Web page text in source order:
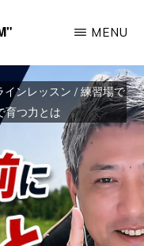
MENU
インレッスン / 練習場で
育つ力とは